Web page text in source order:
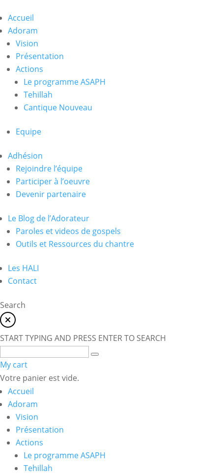
Accueil
Adoram
Vision
Présentation
Actions
Le programme ASAPH
Tehillah
Cantique Nouveau
Equipe
Adhésion
Rejoindre l’équipe
Participer à l’oeuvre
Devenir partenaire
Le Blog de l’Adorateur
Paroles et videos de gospels
Outils et Ressources du chantre
Les HALI
Contact
Search
START TYPING AND PRESS ENTER TO SEARCH
My cart
Votre panier est vide.
Accueil
Adoram
Vision
Présentation
Actions
Le programme ASAPH
Tehillah